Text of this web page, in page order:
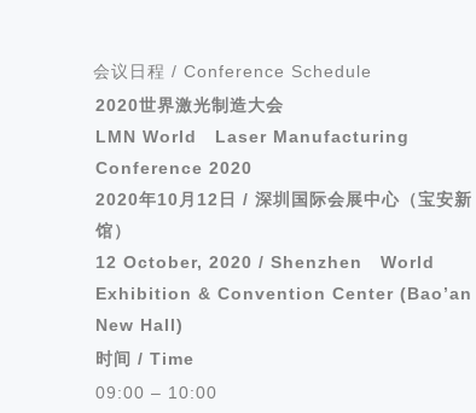
会议日程 / Conference Schedule
2020世界激光制造大会
LMN World Laser Manufacturing
Conference 2020
2020年10 月 12 日 / 深圳国际会展中心（宝安新
馆）
12 October, 2020 / Shenzhen World
Exhibition & Convention Center (Bao’an
New Hall)
时间 / Time
09:00 – 10:00